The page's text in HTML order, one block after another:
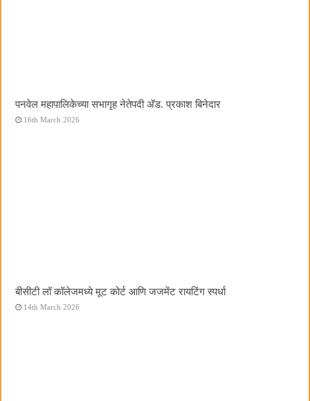
पनवेल महापालिकेच्या सभागृह नेतेपदी अ‍ॅड. प्रकाश बिनेदार
16th March 2026
बीसीटी लॉ कॉलेजमध्ये मूट कोर्ट आणि जजमेंट रायटिंग स्पर्धा
14th March 2026